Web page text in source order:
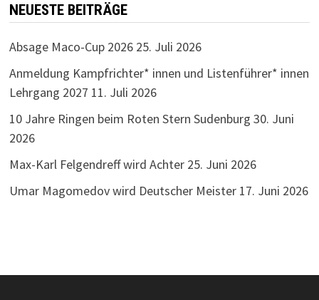
NEUESTE BEITRÄGE
Absage Maco-Cup 2026 25. Juli 2026
Anmeldung Kampfrichter* innen und Listenführer* innen
Lehrgang 2027 11. Juli 2026
10 Jahre Ringen beim Roten Stern Sudenburg 30. Juni
2026
Max-Karl Felgendreff wird Achter 25. Juni 2026
Umar Magomedov wird Deutscher Meister 17. Juni 2026